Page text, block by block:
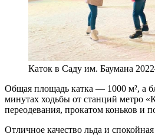
Каток в Саду им. Баумана
Общая площадь катка — 1000 м², а
минутах ходьбы от станций метро
переодевания, прокатом коньков и
Отличное качество льда и